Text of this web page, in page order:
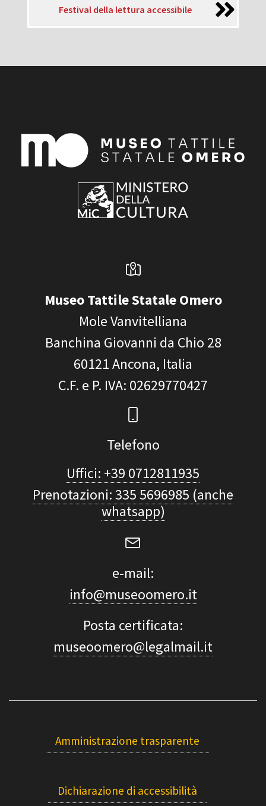
Festival della lettura accessibile
Museo Tattile Statale Omero
Mole Vanvitelliana
Banchina Giovanni da Chio 28
60121Ancona, Italia
C.F. e P. IVA: 02629770427
Telefono
Uffici: +39 0712811935
Prenotazioni: 335 5696985 (anche
whatsapp)
e-mail:
info@museoomero.it
Posta certificata:
museoomero@legalmail.it
Amministrazione trasparente
Dichiarazione di accessibilità